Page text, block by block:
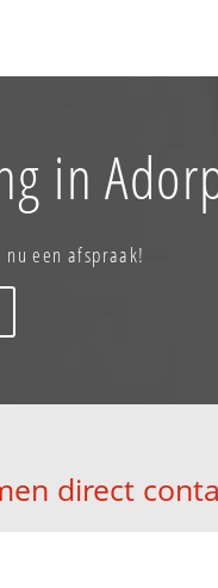
in
een afspraak!
direct